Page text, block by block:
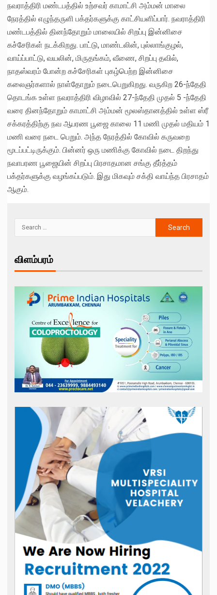
நவராத்திரி மண்டபத்தில் உற்சவர் காமாட்சி அம்மன் மாலை
நேரத்தில் எழுந்தருளி பக்தர்களுக்கு காட்சியளிப்பார். நவராத்திரி
மண்டபத்தில் தினந்தோறும் மாலையில் சிறப்பு இன்னிசை
கச்சேரிகள் நடக்கிறது. பாட்டு, மாண்டலின், புல்லாங்குழல்,
வாய்ப்பாட்டு, வயலின், மிருதங்கம், வீணை, சிறப்பு தவில்,
நாதஸ்வரம் போன்ற கச்சேரிகள் புகழ்பெற்ற இன்னிசை
கலைஞர்களால் நாள்தோறும் நடைபெறுகிறது. வருகிற 26-ந்தேதி
தொடங்க உள்ள நவராத்திரி விழாவில் 27-ந்தேதி முதல் 5 -ந்தேதி
வரை தினந்தோறும் காமாட்சி அம்மன் மூலஸ்தானத்தில் உள்ள ஸ்ரீ
சக்கரத்திற்கு நவ ஆபரண பூஜை காலை 11 மணி முதல் மதியம் 1
மணி வரை நடை பெறும். அந்த நேரத்தில் கோவில் கருவறை
மூடப்பட்டிருக்கும். பின்னர் ஒரு மணிக்கு கோவில் நடை திறந்து
நவாபரண பூஜையின் சிறப்பு பிரசாதமான சங்கு தீர்த்தம்
பக்தர்களுக்கு வழங்கப்படும். இது மிகவும் சக்தி வாய்ந்த பிரசாதம்
ஆகும்.
விளம்பரம்